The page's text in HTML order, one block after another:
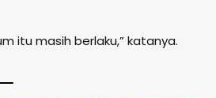
itu masih berlaku,” katanya.